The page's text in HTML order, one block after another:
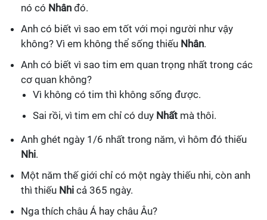
nó có Nhân đó.
Anh có biết vì sao em tốt với mọi người như vậy
không? Vì em không thể sống thiếu Nhân.
Anh có biết vì sao tim em quan trọng nhất trong các
cơ quan không?
Vì không có tim thì không sống được.
Sai rồi, vì tim em chỉ có duy Nhất mà thôi.
Anh ghét ngày 1/6 nhất trong năm, vì hôm đó thiếu
Nhi.
Một năm thế giới chỉ có một ngày thiếu nhi, còn anh
thì thiếu Nhi cả 365 ngày.
Nga thích châu Á hay châu Âu?